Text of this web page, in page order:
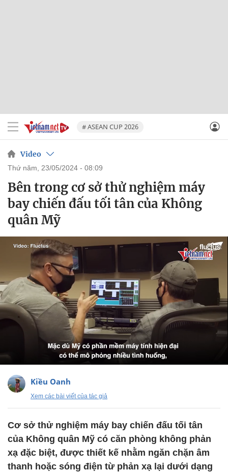
# ASEAN CUP 2026
Video
thứ năm, 23/05/2024 - 08:09
Bên trong cơ sở thử nghiệm máy
bay chiến đấu tối tân của Không
quân Mỹ
Kiều Oanh
Xem các bài viết của tác giả
Cơ sở thử nghiệm máy bay chiến đấu tối tân
của Không quân Mỹ có căn phòng không phản
xạ đặc biệt, được thiết kế nhằm ngăn chặn âm
thanh hoặc sóng điện từ phản xạ lại dưới dạng